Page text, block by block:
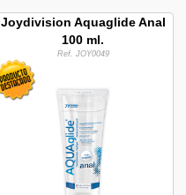
Joydivision Aquaglide Anal
100 ml.
Ref. JOY0049